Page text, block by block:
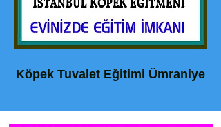
Köpek Tuvalet Eğitimi Ümraniye